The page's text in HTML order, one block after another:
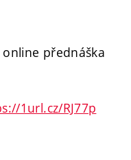
online přednáška
1url.cz/RJ77p